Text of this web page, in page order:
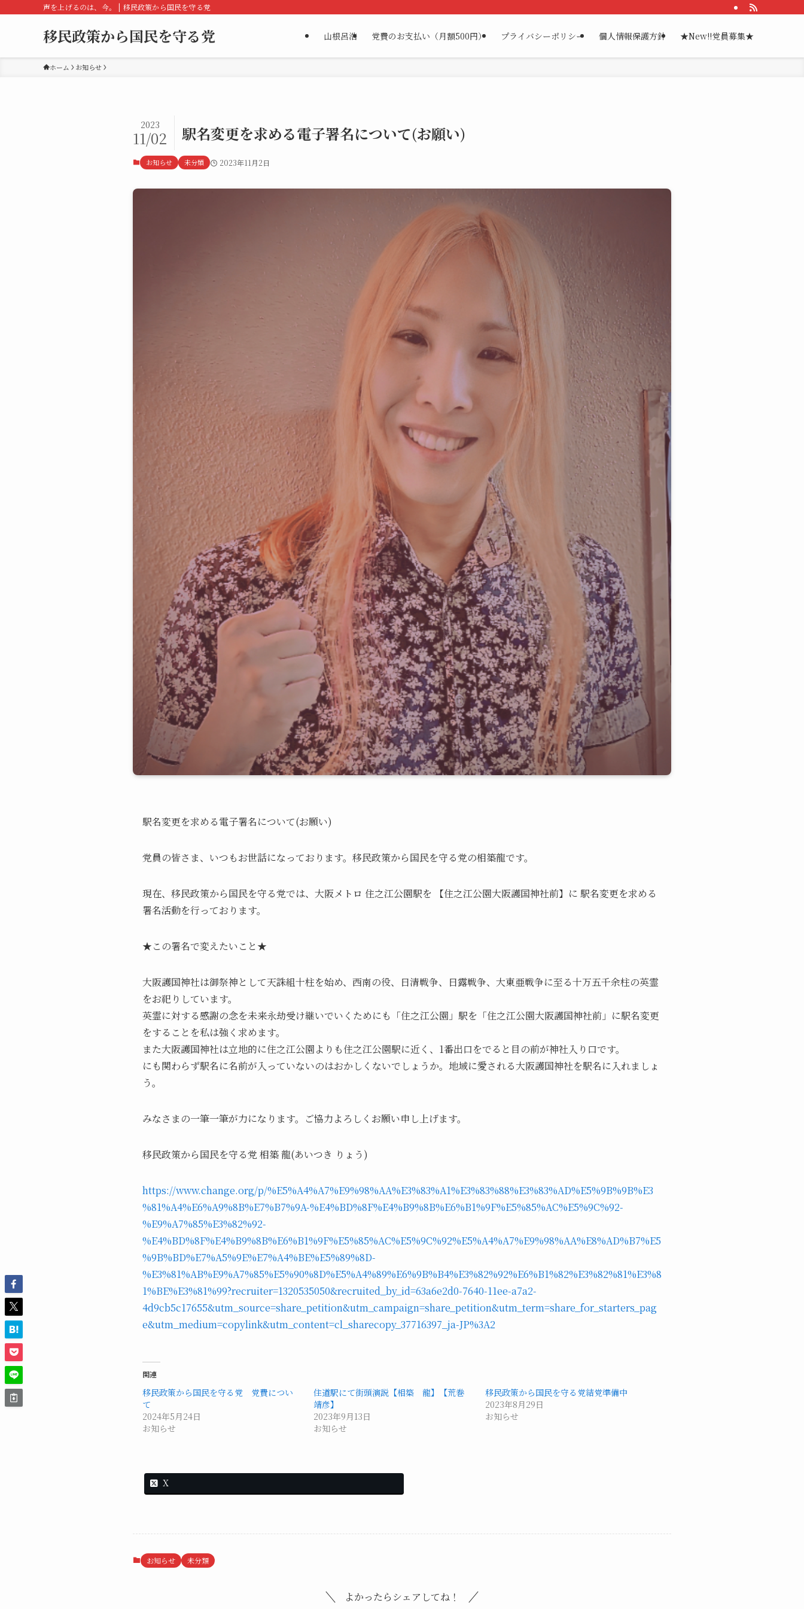
声を上げるのは、今。 | 移民政策から国民を守る党
移民政策から国民を守る党 山根呂浩 党費のお支払い（月額500円） プライバシーポリシー 個人情報保護方針 ★New!!党員募集★
ホーム お知らせ
駅名変更を求める電子署名について(お願い)
2023
11/02
お知らせ 未分類 2023年11月2日
駅名変更を求める電子署名について(お願い)
党員の皆さま、いつもお世話になっております。移民政策から国民を守る党の相築龍です。
現在、移民政策から国民を守る党では、大阪メトロ 住之江公園駅を 【住之江公園大阪護国神社前】に 駅名変更を求める
署名活動を行っております。
★この署名で変えたいこと★
大阪護国神社は御祭神として天誅組十柱を始め、西南の役、日清戦争、日露戦争、大東亜戦争に至る十万五千余柱の英霊
をお祀りしています。
英霊に対する感謝の念を未来永劫受け継いでいくためにも「住之江公園」駅を「住之江公園大阪護国神社前」に駅名変更
をすることを私は強く求めます。
また大阪護国神社は立地的に住之江公園よりも住之江公園駅に近く、1番出口をでると目の前が神社入り口です。
にも関わらず駅名に名前が入っていないのはおかしくないでしょうか。地域に愛される大阪護国神社を駅名に入れましょ
う。
みなさまの一筆一筆が力になります。ご協力よろしくお願い申し上げます。
移民政策から国民を守る党 相築 龍(あいつき りょう)
https://www.change.org/p/%E5%A4%A7%E9%98%AA%E3%83%A1%E3%83%88%E3%83%AD%E5%9B%9B%E3
%81%A4%E6%A9%8B%E7%B7%9A-%E4%BD%8F%E4%B9%8B%E6%B1%9F%E5%85%AC%E5%9C%92-
%E9%A7%85%E3%82%92-
%E4%BD%8F%E4%B9%8B%E6%B1%9F%E5%85%AC%E5%9C%92%E5%A4%A7%E9%98%AA%E8%AD%B7%E5
%9B%BD%E7%A5%9E%E7%A4%BE%E5%89%8D-
%E3%81%AB%E9%A7%85%E5%90%8D%E5%A4%89%E6%9B%B4%E3%82%92%E6%B1%82%E3%82%81%E3%8
1%BE%E3%81%99?recruiter=1320535050&recruited_by_id=63a6e2d0-7640-11ee-a7a2-
4d9cb5c17655&utm_source=share_petition&utm_campaign=share_petition&utm_term=share_for_starters_pag
e&utm_medium=copylink&utm_content=cl_sharecopy_37716397_ja-JP%3A2
関連
移民政策から国民を守る党 党費につい
て
2024年5月24日
お知らせ
住道駅にて街頭演説【相築 龍】【荒巻
靖彦】
2023年9月13日
お知らせ
移民政策から国民を守る党結党準備中
2023年8月29日
お知らせ
X
お知らせ 未分類
よかったらシェアしてね！